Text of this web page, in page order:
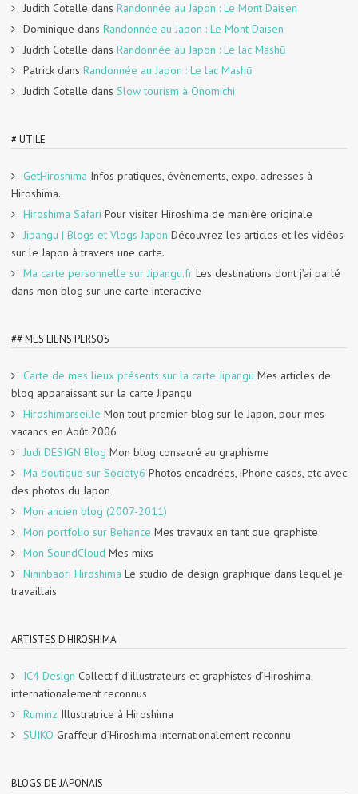
Judith Cotelle dans Randonnée au Japon : Le Mont Daisen
Dominique dans Randonnée au Japon : Le Mont Daisen
Judith Cotelle dans Randonnée au Japon : Le lac Mashū
Patrick dans Randonnée au Japon : Le lac Mashū
Judith Cotelle dans Slow tourism à Onomichi
# UTILE
GetHiroshima Infos pratiques, évènements, expo, adresses à
Hiroshima.
Hiroshima Safari Pour visiter Hiroshima de manière originale
Jipangu | Blogs et Vlogs Japon Découvrez les articles et les vidéos
sur le Japon à travers une carte.
Ma carte personnelle sur Jipangu.fr Les destinations dont j’ai parlé
dans mon blog sur une carte interactive
## MES LIENS PERSOS
Carte de mes lieux présents sur la carte Jipangu Mes articles de
blog apparaissant sur la carte Jipangu
Hiroshimarseille Mon tout premier blog sur le Japon, pour mes
vacancs en Août 2006
Judi DESIGN Blog Mon blog consacré au graphisme
Ma boutique sur Society6 Photos encadrées, iPhone cases, etc avec
des photos du Japon
Mon ancien blog (2007-2011)
Mon portfolio sur Behance Mes travaux en tant que graphiste
Mon SoundCloud Mes mixs
Nininbaori Hiroshima Le studio de design graphique dans lequel je
travaillais
ARTISTES D'HIROSHIMA
IC4 Design Collectif d’illustrateurs et graphistes d’Hiroshima
internationalement reconnus
Ruminz Illustratrice à Hiroshima
SUIKO Graffeur d’Hiroshima internationalement reconnu
BLOGS DE JAPONAIS